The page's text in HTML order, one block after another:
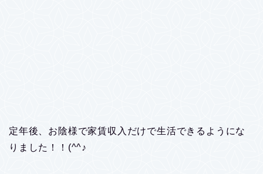
定年後、お陰様で家賃収入だけで生活できるようにな
りました！！(^^♪